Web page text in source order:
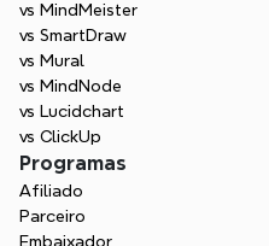
vs MindMeister
vs SmartDraw
vs Mural
vs MindNode
vs Lucidchart
vs ClickUp
Programas
Afiliado
Parceiro
Embaixador